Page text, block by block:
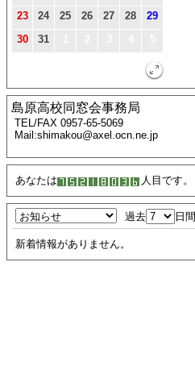
23
24 25 26 27 28
29
30
31
島原高校同窓会事務局
TEL/FAX 0957-65-5069
Mail:shimakou@axel.ocn.ne.jp
あなたは 人目です。
過去 日間
新着情報がありません。